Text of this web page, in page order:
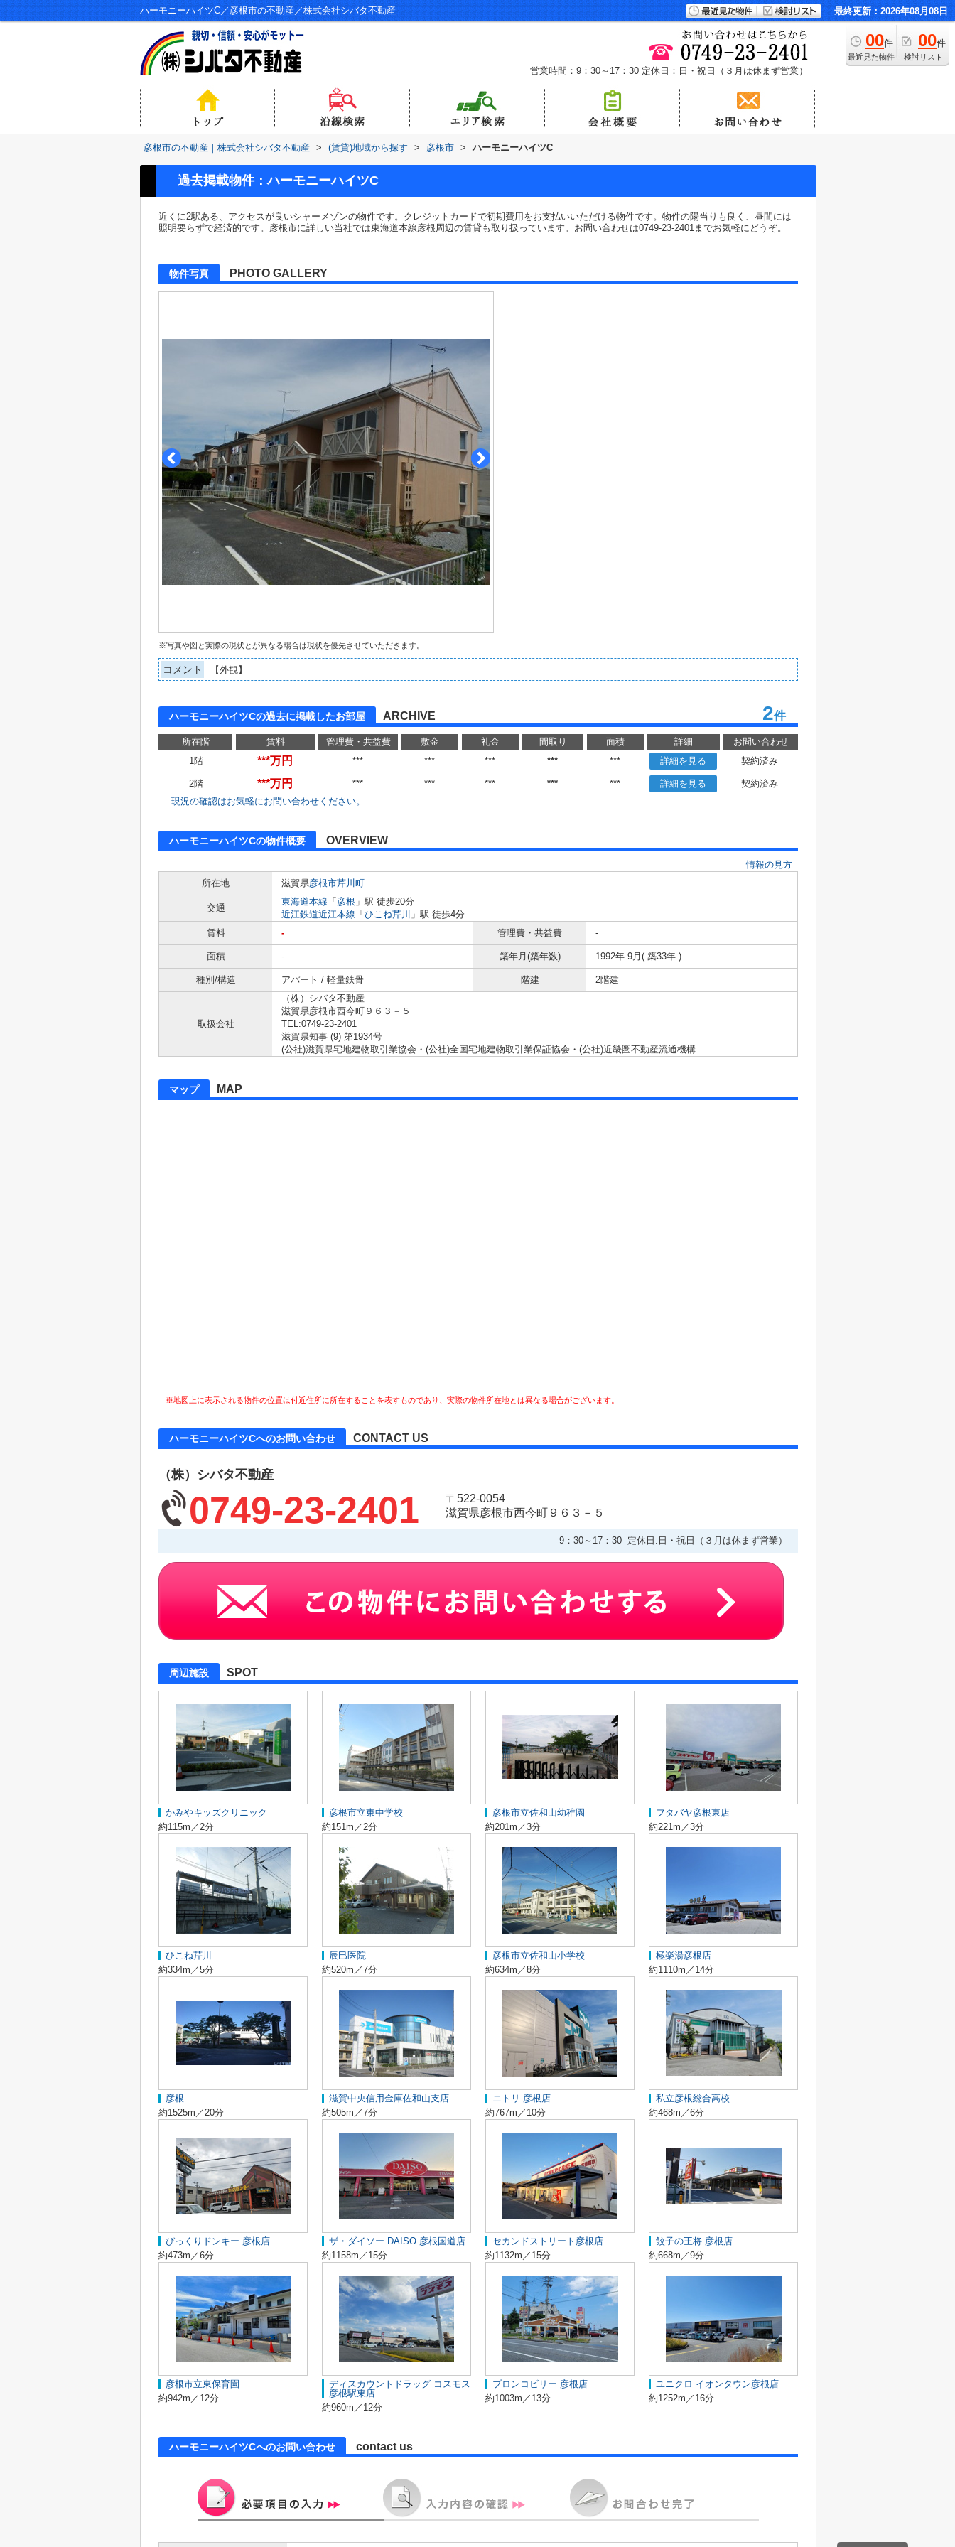
ハーモニーハイツC／彦根市の不動産／株式会社シバタ不動産 最終更新：2026年08月08日
00件
最近見た物件
00件
検討リスト
営業時間：9：30～17：30 定休日：日・祝日（３月は休まず営業）
彦根市の不動産｜株式会社シバタ不動産 > (賃貸)地域から探す > 彦根市 > ハーモニーハイツC
過去掲載物件：ハーモニーハイツC
近くに2駅ある、アクセスが良いシャーメゾンの物件です。クレジットカードで初期費用をお支払いいただける物件です。物件の陽当りも良く、昼間には
照明要らずで経済的です。彦根市に詳しい当社では東海道本線彦根周辺の賃貸も取り扱っています。お問い合わせは0749-23-2401までお気軽にどうぞ。
物件写真 PHOTO GALLERY
※写真や図と実際の現状とが異なる場合は現状を優先させていただきます。
コメント 【外観】
ハーモニーハイツCの過去に掲載したお部屋 ARCHIVE 2件
所在階 賃料 管理費・共益費 敷金 礼金 間取り 面積 詳細
お問い合わせ
1階
***万円 *** *** *** *** *** 詳細を見る 契約済み
2階 ***万円 *** *** *** *** *** 詳細を見る
契約済み
現況の確認はお気軽にお問い合わせください。
ハーモニーハイツCの物件概要 OVERVIEW
情報の見方
所在地
滋賀県彦根市芹川町
交通
東海道本線 「 彦根 」駅 徒歩20分
近江鉄道近江本線 「 ひこね芹川 」駅 徒歩4分
賃料
- 管理費・共益費 -
面積 - 築年月(築年数) 1992年 9月( 築33年 )
種別/構造 アパート / 軽量鉄骨 階建 2階建
取扱会社
（株）シバタ不動産
滋賀県彦根市西今町９６３－５
TEL:0749-23-2401
滋賀県知事 (9) 第1934号
(公社)滋賀県宅地建物取引業協会・(公社)全国宅地建物取引業保証協会・(公社)近畿圏不動産流通機構
マップ MAP
※地図上に表示される物件の位置は付近住所に所在することを表すものであり、実際の物件所在地とは異なる場合がございます。
ハーモニーハイツCへのお問い合わせ CONTACT US
（株）シバタ不動産
0749-23-2401
〒522-0054
滋賀県彦根市西今町９６３－５
9：30～17：30 定休日:日・祝日（３月は休まず営業）
周辺施設 SPOT
かみやキッズクリニック
約115m／2分
彦根市立東中学校
約151m／2分
彦根市立佐和山幼稚園
約201m／3分
フタバヤ彦根東店
約221m／3分
ひこね芹川
約334m／5分
辰巳医院
約520m／7分
彦根市立佐和山小学校
約634m／8分
極楽湯彦根店
約1110m／14分
彦根
約1525m／20分
滋賀中央信用金庫佐和山支店
約505m／7分
ニトリ 彦根店
約767m／10分
私立彦根総合高校
約468m／6分
びっくりドンキー 彦根店
約473m／6分
ザ・ダイソー DAISO 彦根国道店
約1158m／15分
セカンドストリート彦根店
約1132m／15分
餃子の王将 彦根店
約668m／9分
彦根市立東保育園
約942m／12分
ディスカウントドラッグ コスモス
彦根駅東店
約960m／12分
ブロンコビリー 彦根店
約1003m／13分
ユニクロ イオンタウン彦根店
約1252m／16分
ハーモニーハイツCへのお問い合わせ contact us